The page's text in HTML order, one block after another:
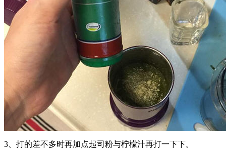
3、打的差不多时再加点起司粉与柠檬汁再打一下下。